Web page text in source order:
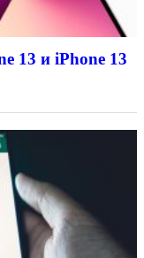
13 и iPhone 13